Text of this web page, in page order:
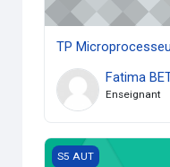
TP
Fatima
Enseignant
Anglais en
S5 AUT